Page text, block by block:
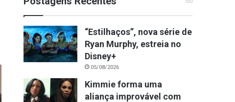
“Estilhaços”, nova série de
Ryan Murphy, estreia no
Disney+
05/08/2026
Kimmie forma uma
aliança improvável com